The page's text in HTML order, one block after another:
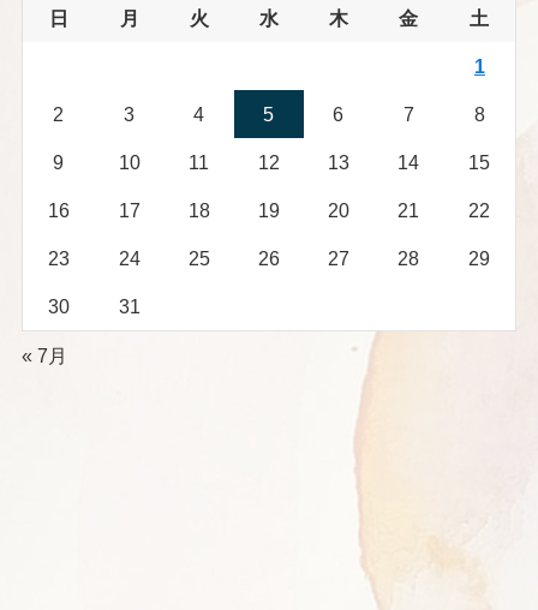
日 月 火 水 木 金 土
1
2 3 4 5 6 7 8
9 10 11 12 13 14 15
16 17 18 19 20 21 22
23 24 25 26 27 28 29
30 31
« 7月